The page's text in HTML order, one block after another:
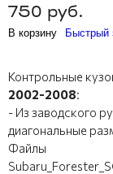
750 руб.
В корзину Быстрый
Контрольные
2002-2008:
- Из заводского
диагональные
Файлы